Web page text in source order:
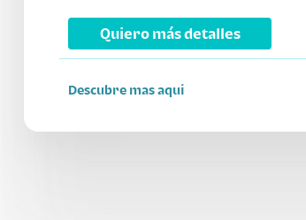
Quiero más detalles
Descubre mas aqui